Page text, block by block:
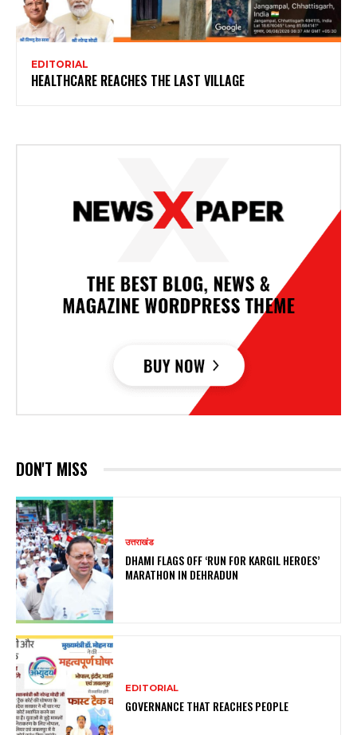
EDITORIAL
HEALTHCARE REACHES THE LAST VILLAGE
DON'T MISS
उत्तराखंड
DHAMI FLAGS OFF ‘RUN FOR KARGIL HEROES’
MARATHON IN DEHRADUN
EDITORIAL
GOVERNANCE THAT REACHES PEOPLE